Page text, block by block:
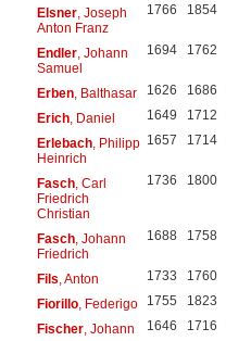
Elsner, Joseph
Anton Franz
1766 1854
Endler, Johann
Samuel
1694 1762
Erben, Balthasar 1626 1686
Erich, Daniel 1649 1712
Erlebach, Philipp
Heinrich
1657 1714
Fasch, Carl
Friedrich
Christian
1736 1800
Fasch, Johann
Friedrich
1688 1758
Fils , Anton 1733 1760
Fiorillo, Federigo 1755 1823
Fischer, Johann 1646 1716